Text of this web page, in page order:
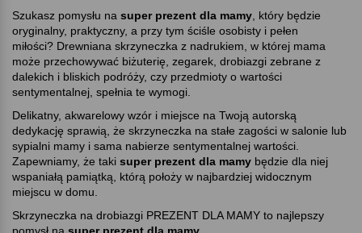
Szukasz pomysłu na super prezent dla mamy , który będzie
oryginalny, praktyczny, a przy tym ściśle osobisty i pełen
miłości? Drewniana skrzyneczka z nadrukiem, w której mama
może przechowywać biżuterię, zegarek, drobiazgi zebrane z
dalekich i bliskich podróży, czy przedmioty o wartości
sentymentalnej, spełnia te wymogi.
Delikatny, akwarelowy wzór i miejsce na Twoją autorską
dedykację sprawią, że skrzyneczka na stałe zagości w salonie lub
sypialni mamy i sama nabierze sentymentalnej wartości.
Zapewniamy, że taki super prezent dla mamy będzie dla niej
wspaniałą pamiątką, którą położy w najbardziej widocznym
miejscu w domu.
Skrzyneczka na drobiazgi PREZENT DLA MAMY to najlepszy